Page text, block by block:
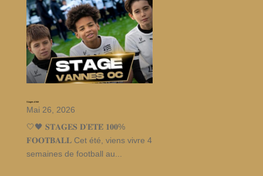
Stages d’été
Mai 26, 2026
🤍🖤 𝐒𝐓𝐀𝐆𝐄𝐒 𝐃’𝐄́𝐓𝐄́ 𝟏𝟎𝟎%
𝐅𝐎𝐎𝐓𝐁𝐀𝐋𝐋 Cet été, viens vivre 4
semaines de football au...